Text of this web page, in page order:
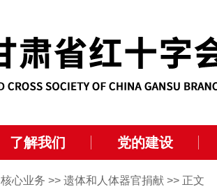
了解我们 党的建设
核心业务 >> 遗体和人体器官捐献 >> 正文